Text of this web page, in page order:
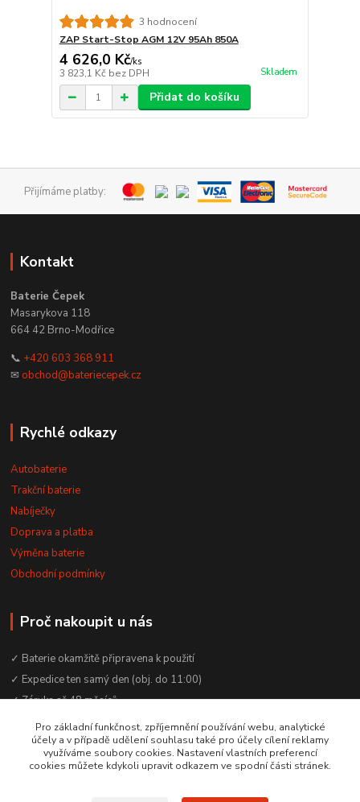
3 hodnocení
ZAP Start-Stop AGM 12V 95Ah 850A
4 626,0 Kč/ks
3 823,1 Kč bez DPH Skladem
Přidat do košíku
Přijímáme platby:
Kontakt
Baterie Čepek
Masarykova 118
664 42 Brno-Modřice
📞 +420 603 368 911
✉ obchod@bateriecepek.cz
Rychlé odkazy
Autobaterie
Trakční baterie
Nabíječky
Doprava a platba
Výměna baterie
Obchodní podmínky
Proč nakoupit u nás
✓ Baterie okamžitě připravena k použití
✓ Expedice ten samý den (obj. do 11:00)
✓ Záruka až 48 měsíců
✓ Odborné poradenství zdarma
✓ Česká rodinná firma od 2012
✓ YouTube kanál s návody a testy baterií
Pro základní funkčnost, zpříjemnění používání webu, analytické
účely a v případě udělení souhlasu také pro účely cílení reklamy
využíváme soubory cookies. Nastavení vlastních preferencí
cookies můžete kdykoli upravit odkazem ve spodní části stránek.